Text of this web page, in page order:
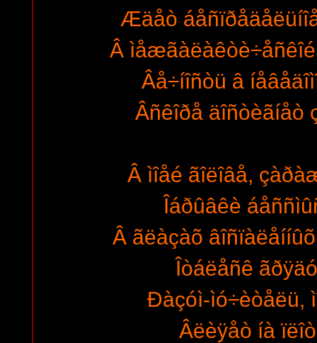
Æäåò
Â
Âå÷íîñòü â
Âñêîðå äîñòèãíåò
Â ìîåé ãîëîâå,
Îáðûâêè
Â ãëàçàõ
Îòáëåñê
Ðàçóì-ìó÷èòåëü,
Âëèÿåò íà